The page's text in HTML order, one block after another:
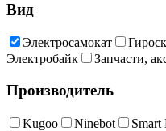
Вид
Электросамокат
Электробайк
Запчасти,
Производитель
Kugoo Ninebot Smart